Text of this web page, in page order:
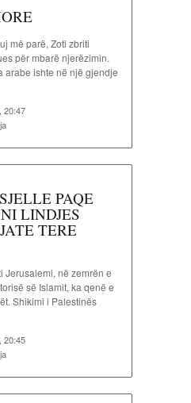
më parë, Zoti zbriti
për mbarë njerëzimin.
arabe ishte në një gjendje
20:47
PAQE
LINDJES
TERE
Jerusalemi, në zemrën e
së Islamit, ka qenë e
Shikimi i Palestinës
20:45